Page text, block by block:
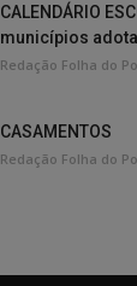
CALENDÁRIO
municípios
Redação Folha do
CASAMENTOS
Redação Folha do